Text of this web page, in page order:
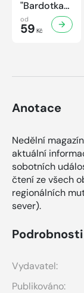
"Bardotka"
Jana
Brejchová
Mezi slávou
od
59 Kč
Anotace
Nedělní
aktuální
sobotních
čtení ze všech
regionálních
sever).
Podrobnosti
Vydavatel:
Publikováno: